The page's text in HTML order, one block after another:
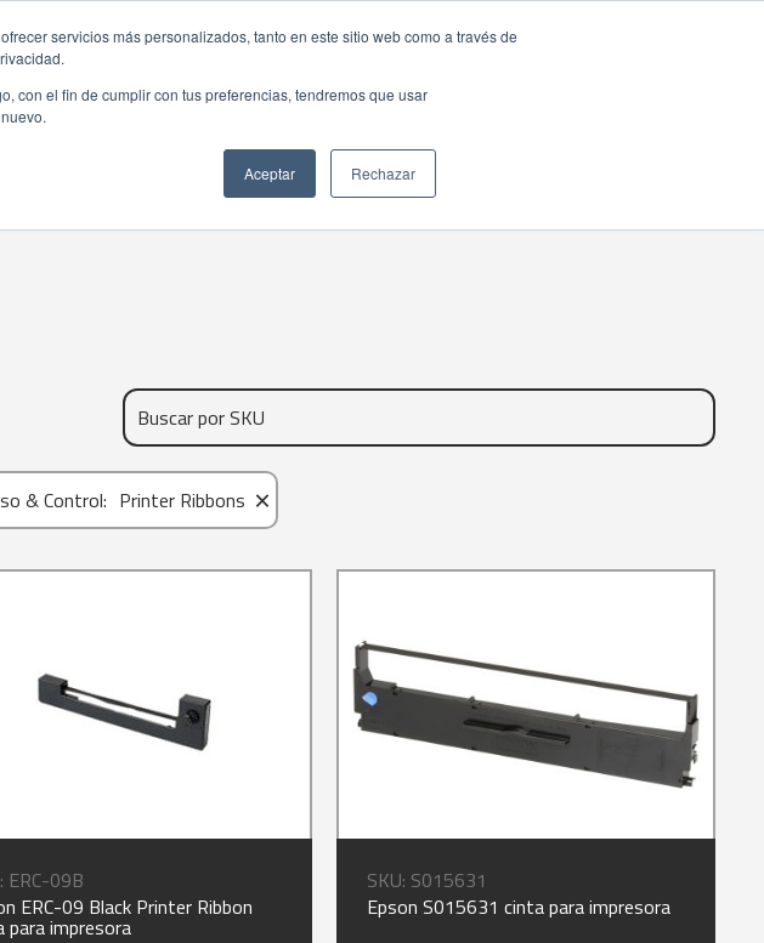
servicios más personalizados, tanto en este sitio web como a través de
con el fin de cumplir con tus preferencias, tendremos que usar
Aceptar Rechazar
& Control: Printer Ribbons ×
ERC-09B
ERC-09 Black Printer Ribbon
para impresora
SKU: S015631
Epson S015631 cinta para impresora